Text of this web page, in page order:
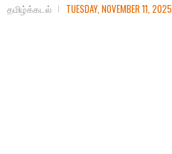
தமிழ்க்கடல் TUESDAY, NOVEMBER 11, 2025